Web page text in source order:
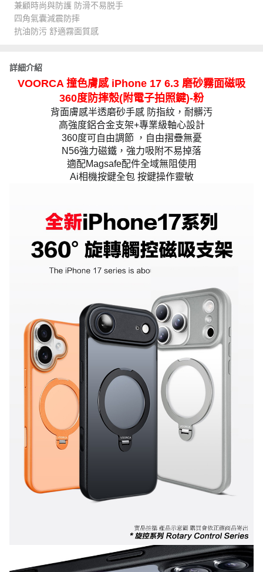
兼顧時尚與防護 防滑不易脱手
四角氣囊減震防摔
抗油防污 舒適霧面質感
詳細介紹
VOORCA 撞色膚感 iPhone 17 6.3 磨砂霧面磁吸
360度防摔殼(附電子拍照鍵)-粉
背面膚感半透磨砂手感 防指紋，耐髒汚
高強度鋁合金支架+專業級軸心設計
360度可自由調節 ，自由摺疊無憂
N56強力磁鐵，強力吸附不易掉落
適配Magsafe配件全域無阻使用
Ai相機按鍵全包 按鍵操作靈敏